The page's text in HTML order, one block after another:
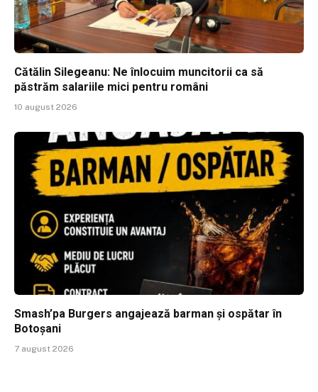
Cătălin Silegeanu: Ne înlocuim muncitorii ca să
păstrăm salariile mici pentru români
10 august 2026
Smash’pa Burgers angajează barman și ospătar în
Botoșani
7 august 2026